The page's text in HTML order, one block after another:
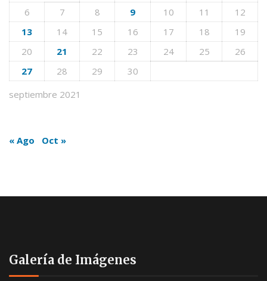
septiembre 2021
6
7 8 9 10 11
12
13
14 15 16 17 18
19
20
21 22 23 24 25
26
27
28 29 30
« Ago Oct »
Galería de Imágenes